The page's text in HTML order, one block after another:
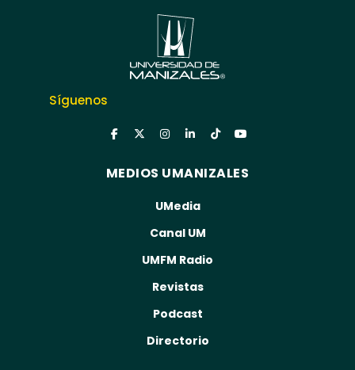
Síguenos
MEDIOS UMANIZALES
UMedia
Canal UM
UMFM Radio
Revistas
Podcast
Directorio